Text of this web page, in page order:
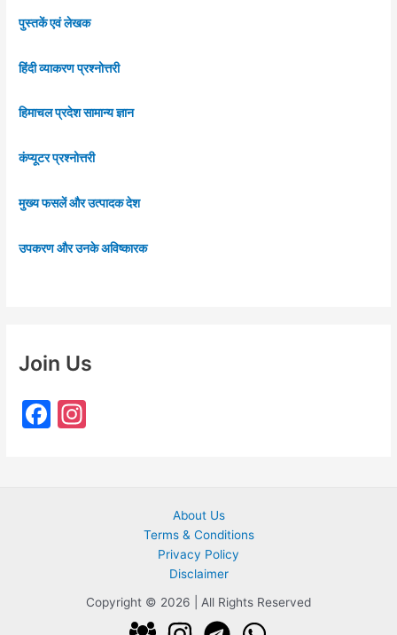
पुस्तकें एवं लेखक
हिंदी व्याकरण प्रश्नोत्तरी
हिमाचल प्रदेश सामान्य ज्ञान
कंप्यूटर प्रश्नोत्तरी
मुख्य फसलें और उत्पादक देश
उपकरण और उनके अविष्कारक
Join Us
F
About Us
Terms & Conditions
Privacy Policy
Disclaimer
Copyright © 2026 | All Rights Reserved